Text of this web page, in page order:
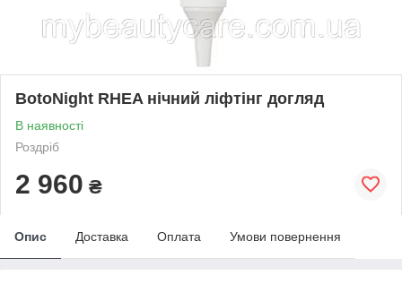
BotoNight RHEA нічний ліфтінг догляд
В наявності
Роздріб
2 960 ₴
Опис Доставка Оплата Умови повернення